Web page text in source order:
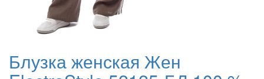
Блузка женская Жен